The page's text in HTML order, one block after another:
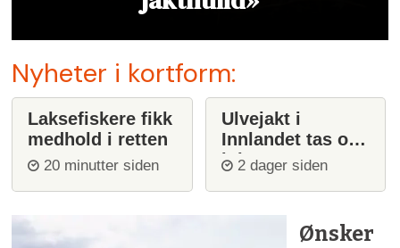
Nyheter i kortform:
Laksefiskere fikk
medhold i retten
20 minutter siden
Ulvejakt i
Innlandet tas opp
igjen
2 dager siden
Ønsker